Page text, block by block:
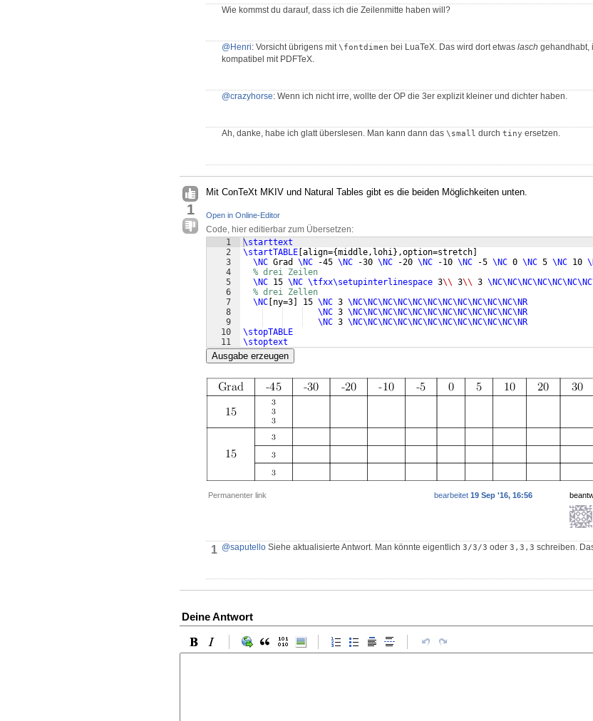
Wie kommst du darauf, dass ich die Zeilenmitte haben will?
@Henri: Vorsicht übrigens mit\fontdimen bei LuaTeX. Das wird dort etwas lasch gehandhabt,
kompatibel mit PDFTeX.
@crazyhorse: Wenn ich nicht irre, wollte der OP die 3er explizit kleiner und dichter haben.
Ah, danke, habe ich glatt überslesen. Man kann dann das \small durch tiny ersetzen.
1
Mit ConTeXt MKIV und Natural Tables gibt es die beiden Möglichkeiten unten.
Open in Online-Editor
Code, hier editierbar zum Übersetzen:
1
2
3
4
5
6
7
8
9
10
11
\starttext
\startTABLE align={middle,lohi} ,option=stretch
\NC Grad \NC -45 \NC -30 \NC -20 \NC -10 \NC -5 \NC 0 \NC 5 \NC 10
% drei Zeilen
\NC 15 \NC \tfxx\setupinterlinespace 3\\ 3\\ 3
% drei Zellen
\NC ny=3 15 \NC 3 \NC\NC\NC\NC\NC\NC\NC\NC\NC\NC\NC\NR
\NC 3 \NC\NC\NC\NC\NC\NC\NC\NC\NC\NC\NC\NR
\NC 3 \NC\NC\NC\NC\NC\NC\NC\NC\NC\NC\NC\NR
\stopTABLE
\stoptext
Ausgabe erzeugen
Permanenter link bearbeitet 19 Sep '16, 16:56
1 @saputello Siehe aktualisierte Antwort. Man könnte eigentlich 3/3/3 oder 3,3,3 schreiben.
Deine Antwort